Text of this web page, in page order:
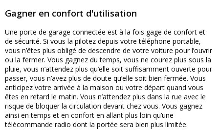
Gagner en confort d'utilisation
Une porte de garage connectée est à la fois gage de confort et
de sécurité. Si vous la pilotez depuis votre téléphone portable,
vous n’êtes plus obligé de descendre de votre voiture pour l’ouvrir
ou la fermer. Vous gagnez du temps, vous ne courez plus sous la
pluie, vous n’attendez plus qu’elle soit suffisamment ouverte pour
passer, vous n’avez plus de doute qu’elle soit bien fermée. Vous
anticipez votre arrivée à la maison ou votre départ quand vous
êtes en retard le matin. Vous n’attendez plus dans la rue avec le
risque de bloquer la circulation devant chez vous. Vous gagnez
ainsi en temps et en confort en allant plus loin qu’une
télécommande radio dont la portée sera bien plus limitée.